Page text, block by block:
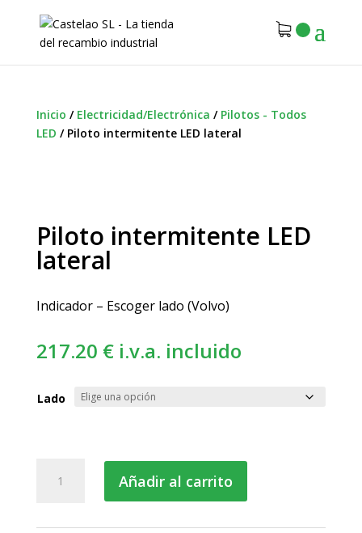
Inicio / Electricidad/Electrónica / Pilotos - Todos
LED / Piloto intermitente LED lateral
Piloto intermitente LED
lateral
Indicador – Escoger lado (Volvo)
217.20 € i.v.a. incluido
Lado
intermitente
Añadir al carrito